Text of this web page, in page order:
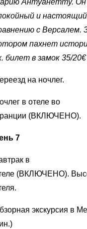
Антуанетту. Он
и
с Версалем.
пахнет
билет в замок 35/
на ночлег.
в отеле во
(ВКЛЮЧЕНО).
7
в
(ВКЛЮЧЕНО).
экскурсия в